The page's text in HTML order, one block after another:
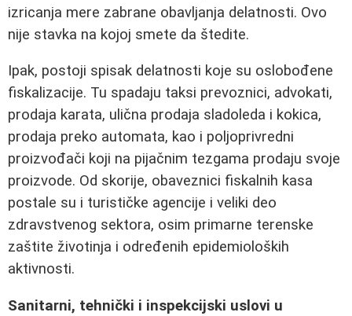
izricanja mere zabrane obavljanja delatnosti. Ovo
nije stavka na kojoj smete da štedite.
Ipak, postoji spisak delatnosti koje su oslobođene
fiskalizacije. Tu spadaju taksi prevoznici, advokati,
prodaja karata, ulična prodaja sladoleda i kokica,
prodaja preko automata, kao i poljoprivredni
proizvođači koji na pijačnim tezgama prodaju svoje
proizvode. Od skorije, obaveznici fiskalnih kasa
postale su i turističke agencije i veliki deo
zdravstvenog sektora, osim primarne terenske
zaštite životinja i određenih epidemioloških
aktivnosti.
Sanitarni, tehnički i inspekcijski uslovi u